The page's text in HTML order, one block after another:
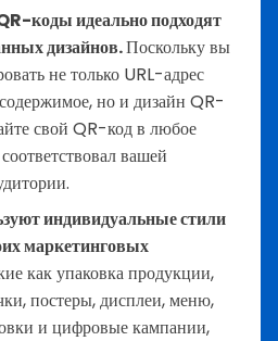
коды идеально подходят
дизайнов.Поскольку вы
не только URL-адрес
но и дизайн QR-
свой QR-код в любое
вашей
индивидуальные стили
маркетинговых
как упаковка продукции,
постеры, дисплеи, меню,
и цифровые кампании,